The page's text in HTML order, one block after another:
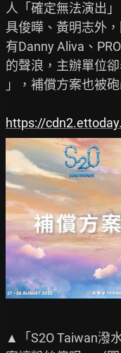
人「確定無法演出
具俊曄、黃明志外
有Danny Aliva、
的聲浪，主辦單位
」，補償方案也被
https://
▲「S2O Taiwan潑